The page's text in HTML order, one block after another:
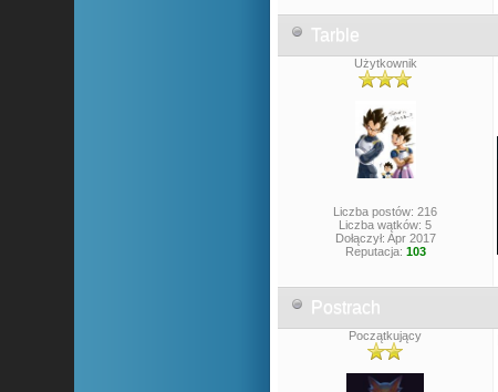
Tarble
Użytkownik
Liczba postów: 216
Liczba wątków: 5
Dołączył: Apr 2017
Reputacja: 103
Postrach
Początkujący